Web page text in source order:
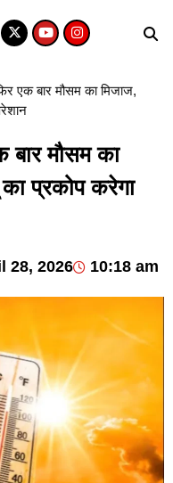
एक बार मौसम का मिजाज,
बार मौसम का
प्रकोप करेगा
28, 2026 10:18 am